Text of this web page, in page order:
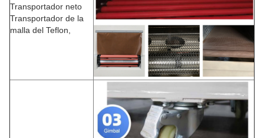
Transportador neto
Transportador de la
malla del Teflon,